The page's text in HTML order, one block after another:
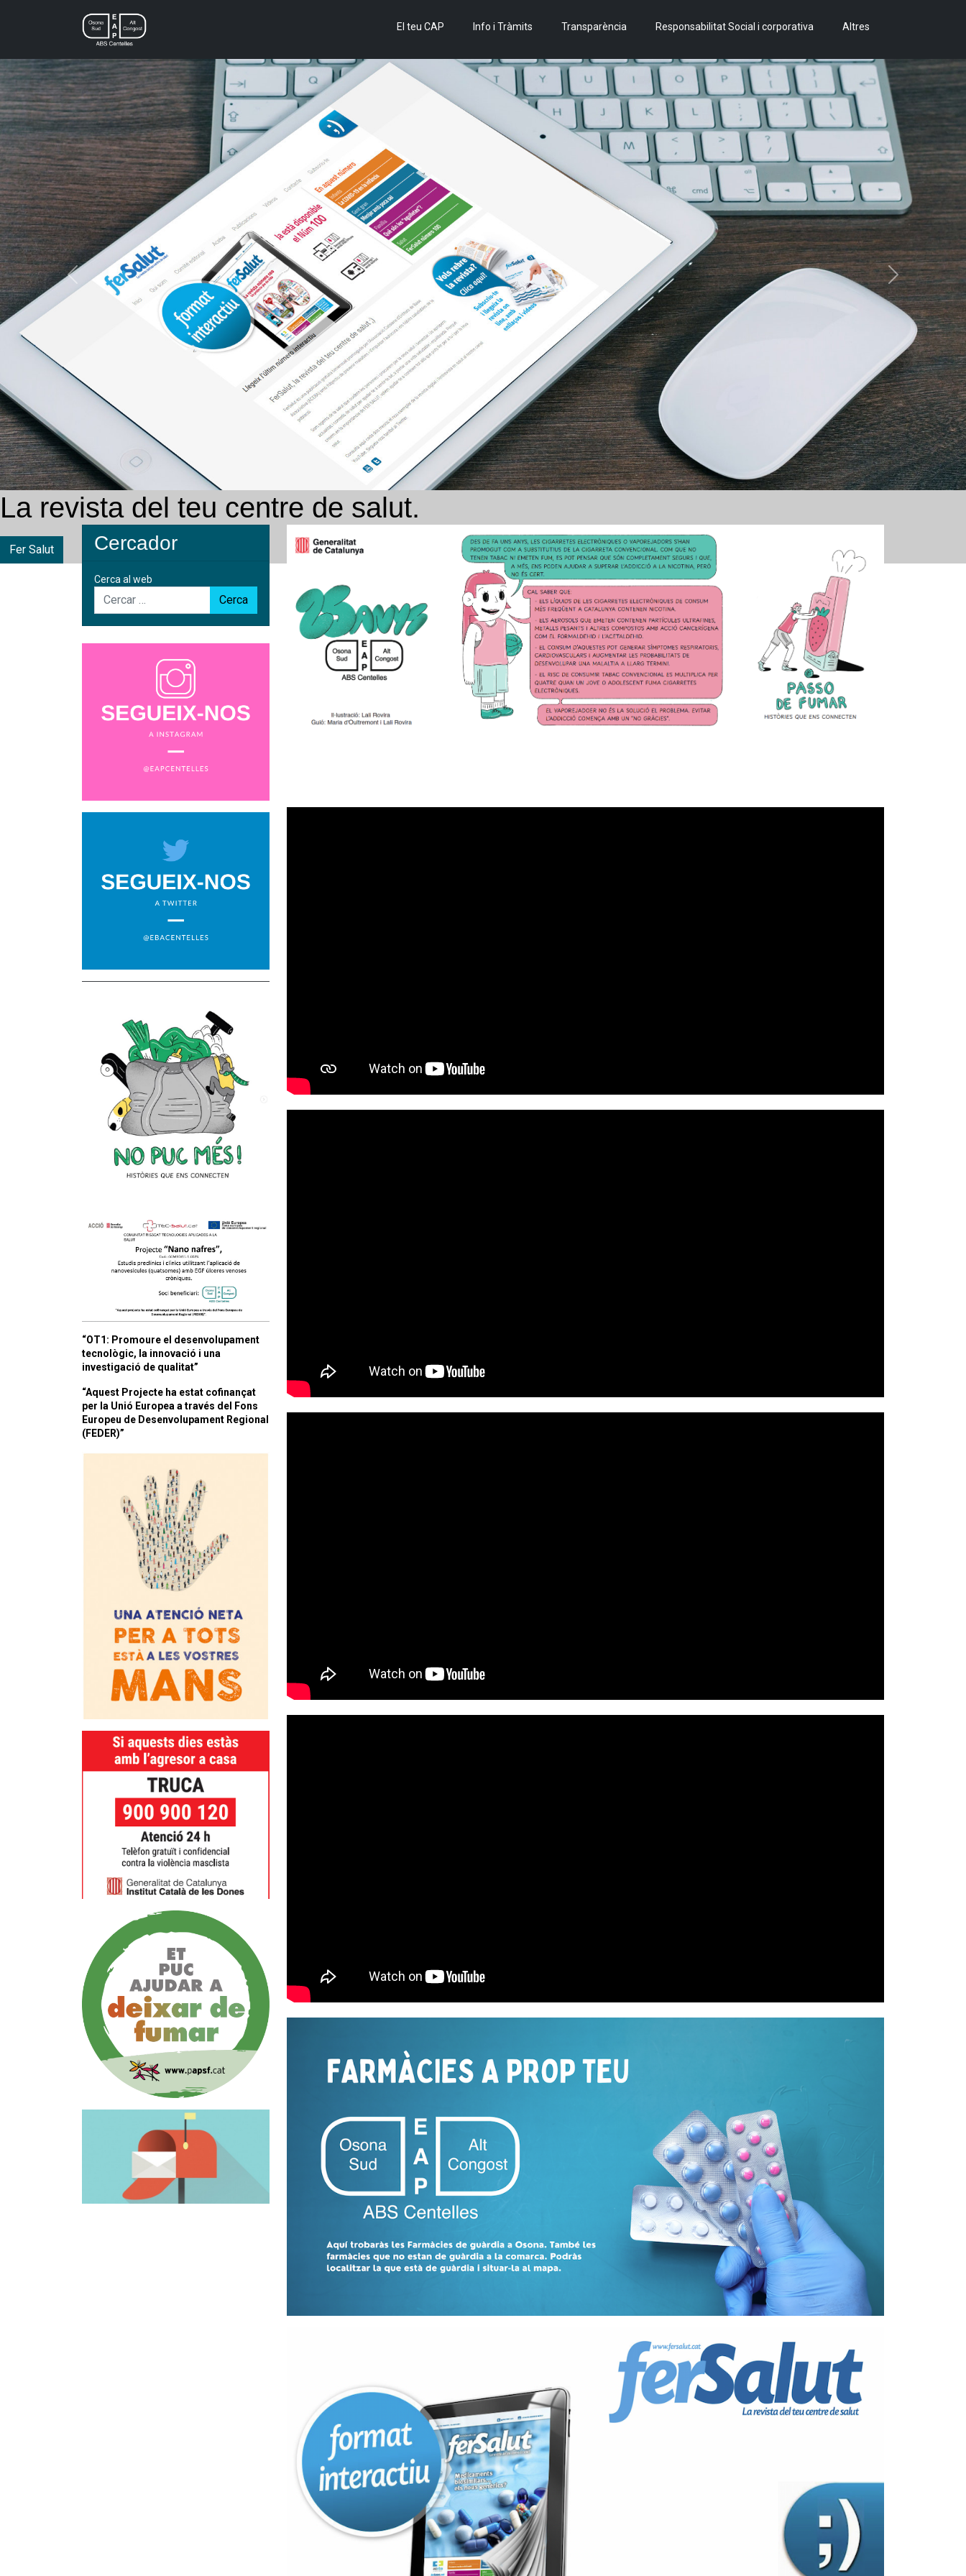
El teu CAP Info i Tràmits Transparència Responsabilitat Social i corporativa Altres
Sol·licita la teva hora de visita.
Demanar hora
Previous Next
Cercador
Cerca al web
Cerca
“OT1: Promoure el desenvolupament
tecnològic, la innovació i una
investigació de qualitat”
“Aquest Projecte ha estat cofinançat
per la Unió Europea a través del Fons
Europeu de Desenvolupament Regional
(FEDER)”